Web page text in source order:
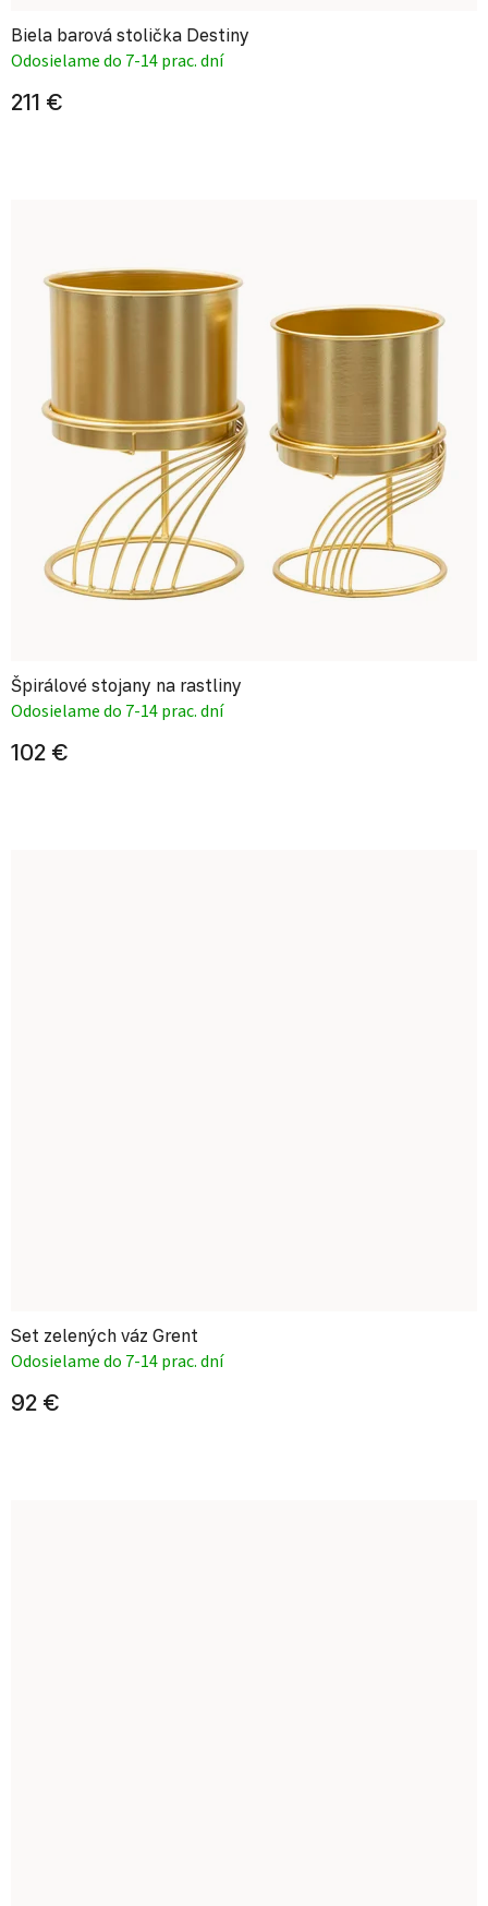
Biela barová stolička Destiny
Odosielame do 7-14 prac. dní
211 €
Špirálové stojany na rastliny
Odosielame do 7-14 prac. dní
102 €
Set zelených váz Grent
Odosielame do 7-14 prac. dní
92 €